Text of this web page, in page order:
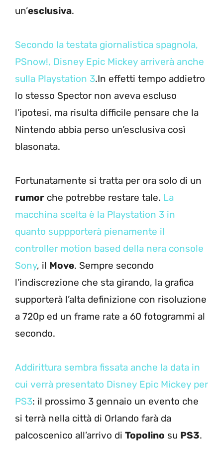
un’esclusiva.
Secondo la testata giornalistica spagnola,
PSnow!, Disney Epic Mickey arriverà anche
sulla Playstation 3.In effetti tempo addietro
lo stesso Spector non aveva escluso
l’ipotesi, ma risulta difficile pensare che la
Nintendo abbia perso un’esclusiva così
blasonata.
Fortunatamente si tratta per ora solo di un
rumor che potrebbe restare tale. La
macchina scelta è la Playstation 3 in
quanto suppporterà pienamente il
controller motion based della nera console
Sony, il Move. Sempre secondo
l’indiscrezione che sta girando, la grafica
supporterà l’alta definizione con risoluzione
a 720p ed un frame rate a 60 fotogrammi al
secondo.
Addirittura sembra fissata anche la data in
cui verrà presentato Disney Epic Mickey per
PS3: il prossimo 3 gennaio un evento che
si terrà nella città di Orlando farà da
palcoscenico all’arrivo di Topolino su PS3.